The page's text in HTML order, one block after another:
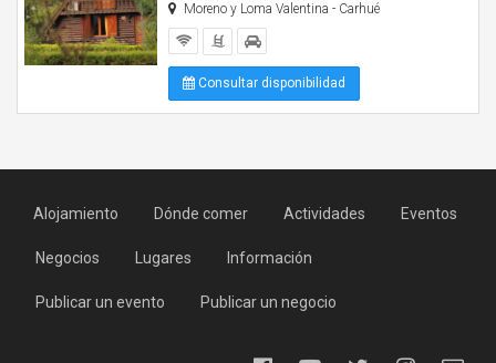
Moreno y Loma Valentina - Carhué
Consultar disponibilidad
Alojamiento Dónde comer Actividades Eventos
Negocios Lugares Información
Publicar un evento Publicar un negocio